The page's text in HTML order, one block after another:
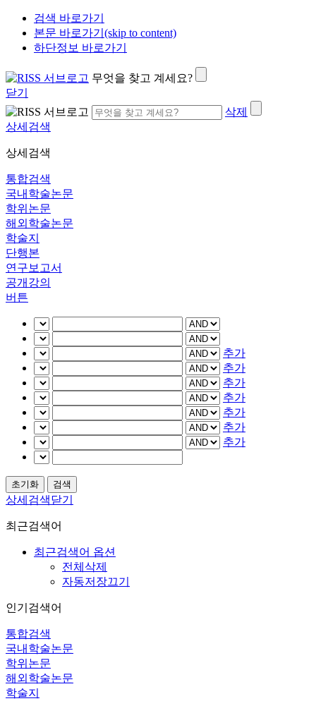
검색 바로가기
본문 바로가기(skip to content)
하단정보 바로가기
무엇을 찾고 계세요?
닫기
삭제
상세검색
상세검색
통합검색
국내학술논문
학위논문
해외학술논문
학술지
단행본
연구보고서
공개강의
버튼
추가
추가
추가
추가
추가
추가
추가
상세검색닫기
최근검색어
최근검색어 옵션
전체삭제
자동저장끄기
인기검색어
통합검색
국내학술논문
학위논문
해외학술논문
학술지